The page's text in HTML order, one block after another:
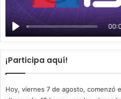
y
¡Participa aquí!
Hoy, viernes 7 de agosto, comenzó